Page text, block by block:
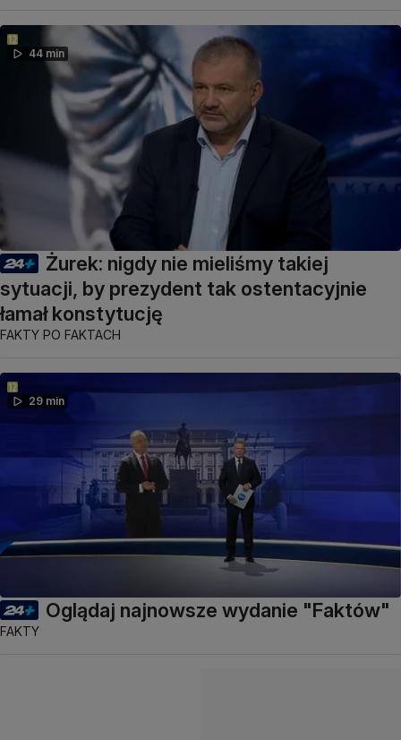
44 min
Żurek: nigdy nie mieliśmy takiej
sytuacji, by prezydent tak ostentacyjnie
łamał konstytucję
FAKTY PO FAKTACH
29 min
Oglądaj najnowsze wydanie "Faktów"
FAKTY